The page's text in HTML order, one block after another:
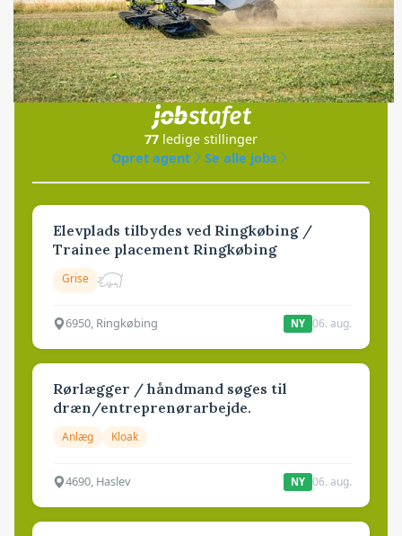
Jobs
i samarbejde med
77 ledige stillinger
Opret agent
Se alle jobs
Elevplads tilbydes ved Ringkøbing /
Trainee placement Ringkøbing
Grise
6950, Ringkøbing NY 06. aug.
Rørlægger / håndmand søges til
dræn/entreprenørarbejde.
Anlæg Kloak
4690, Haslev NY 06. aug.